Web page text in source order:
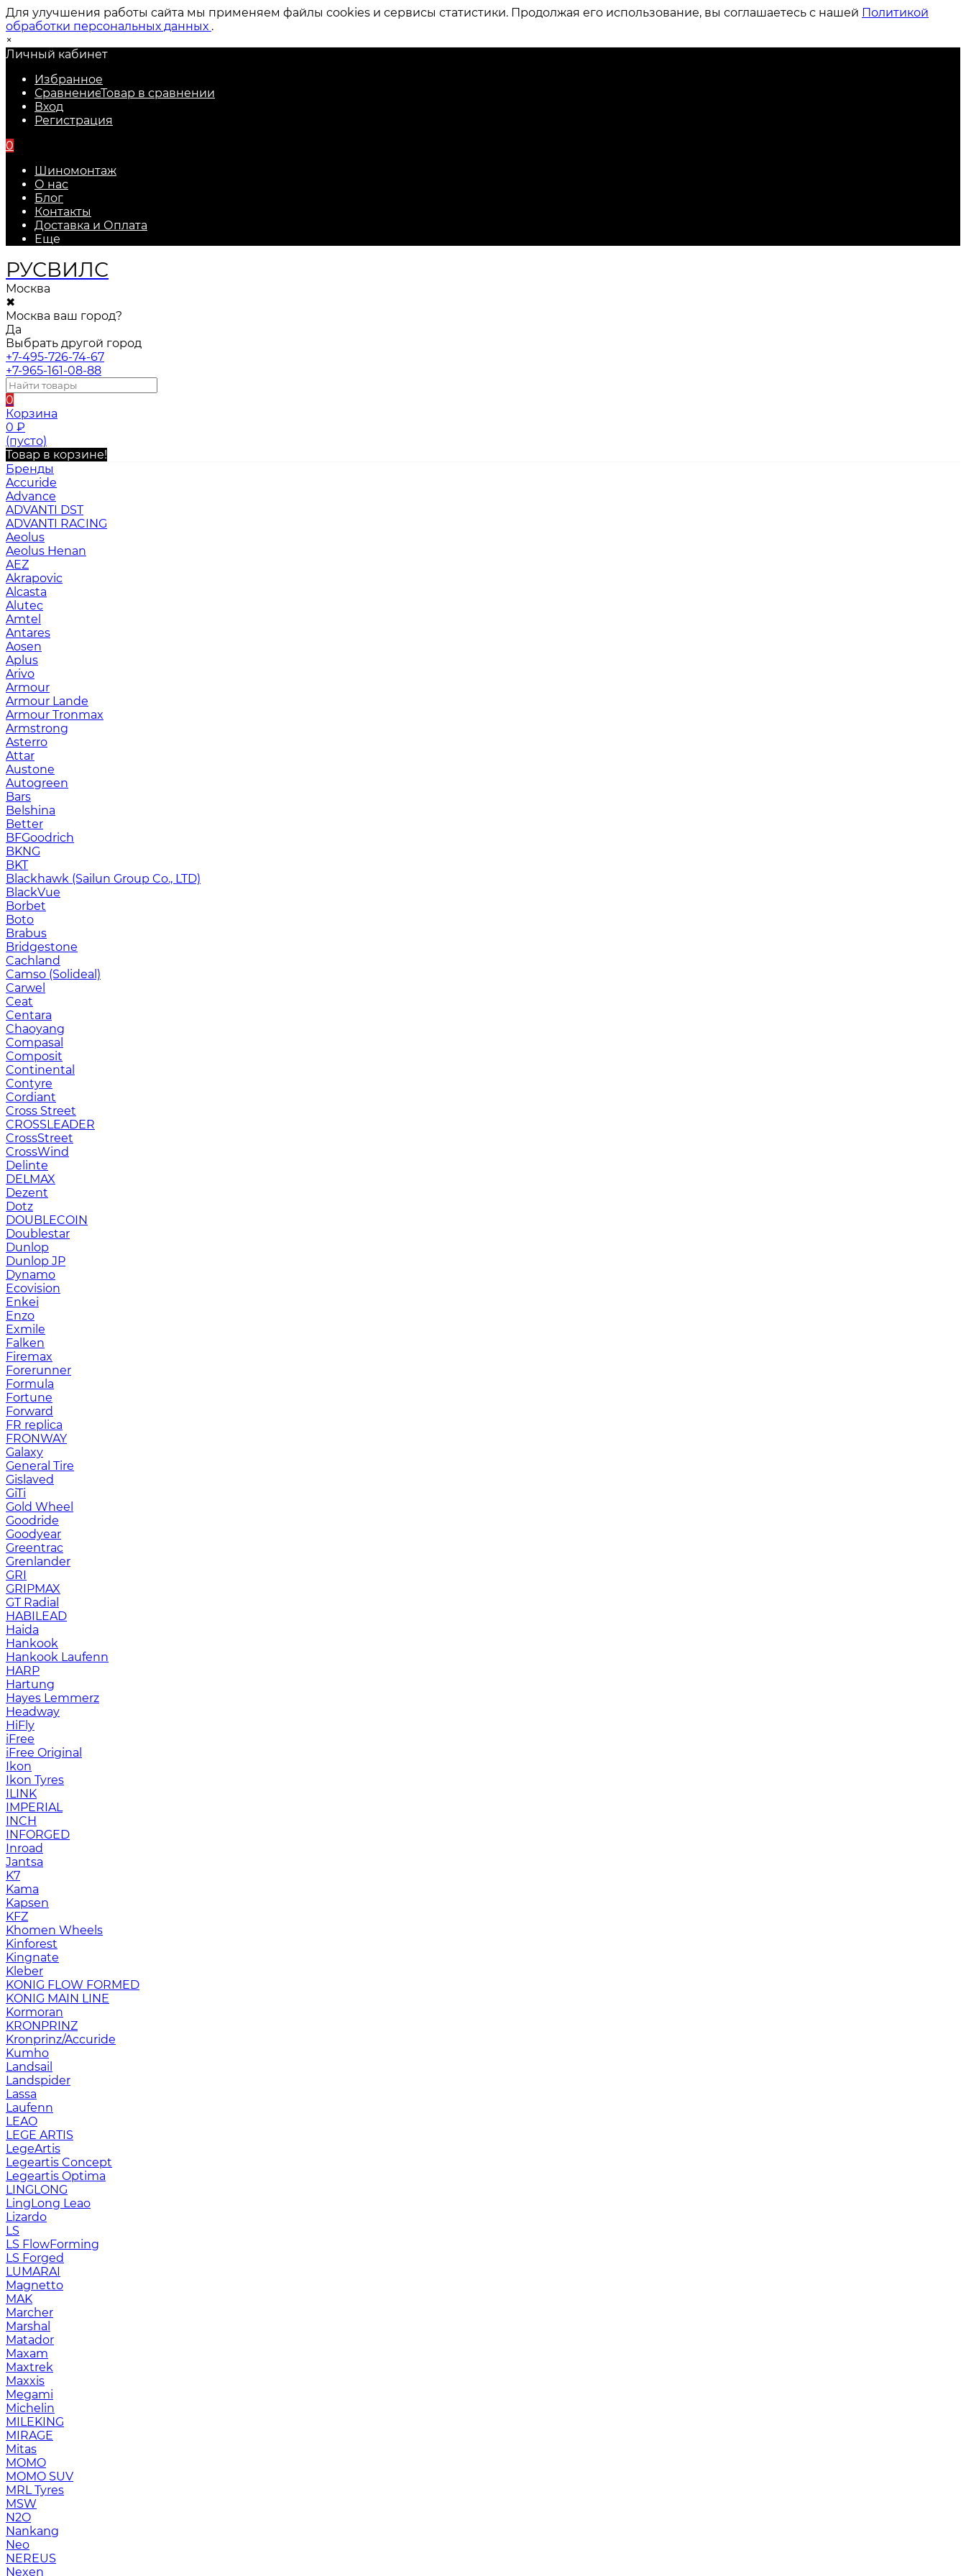
Для улучшения работы сайта мы применяем файлы cookies и сервисы статистики. Продолжая его использование, вы соглашаетесь с нашей Политикой
обработки персональных данных .
×
Личный кабинет
Избранное
СравнениеТовар в сравнении
Вход
Регистрация
0
Шиномонтаж
О нас
Блог
Контакты
Доставка и Оплата
Еще
РУСВИЛС
Москва
✖
Москва ваш город?
Да
Выбрать другой город
+7-495-726-74-67
+7-965-161-08-88
0
Корзина
0 ₽
(пусто)
Товар в корзине!
Бренды
Accuride
Advance
ADVANTI DST
ADVANTI RACING
Aeolus
Aeolus Henan
AEZ
Akrapovic
Alcasta
Alutec
Amtel
Antares
Aosen
Aplus
Arivo
Armour
Armour Lande
Armour Tronmax
Armstrong
Asterro
Attar
Austone
Autogreen
Bars
Belshina
Better
BFGoodrich
BKNG
BKT
Blackhawk (Sailun Group Co., LTD)
BlackVue
Borbet
Boto
Brabus
Bridgestone
Cachland
Camso (Solideal)
Carwel
Ceat
Centara
Chaoyang
Compasal
Composit
Continental
Contyre
Cordiant
Cross Street
CROSSLEADER
CrossStreet
CrossWind
Delinte
DELMAX
Dezent
Dotz
DOUBLECOIN
Doublestar
Dunlop
Dunlop JP
Dynamo
Ecovision
Enkei
Enzo
Exmile
Falken
Firemax
Forerunner
Formula
Fortune
Forward
FR replica
FRONWAY
Galaxy
General Tire
Gislaved
GiTi
Gold Wheel
Goodride
Goodyear
Greentrac
Grenlander
GRI
GRIPMAX
GT Radial
HABILEAD
Haida
Hankook
Hankook Laufenn
HARP
Hartung
Hayes Lemmerz
Headway
HiFly
iFree
iFree Original
Ikon
Ikon Tyres
ILINK
IMPERIAL
INCH
INFORGED
Inroad
Jantsa
K7
Kama
Kapsen
KFZ
Khomen Wheels
Kinforest
Kingnate
Kleber
KONIG FLOW FORMED
KONIG MAIN LINE
Kormoran
KRONPRINZ
Kronprinz/Accuride
Kumho
Landsail
Landspider
Lassa
Laufenn
LEAO
LEGE ARTIS
LegeArtis
Legeartis Concept
Legeartis Optima
LINGLONG
LingLong Leao
Lizardo
LS
LS FlowForming
LS Forged
LUMARAI
Magnetto
MAK
Marcher
Marshal
Matador
Maxam
Maxtrek
Maxxis
Megami
Michelin
MILEKING
MIRAGE
Mitas
MOMO
MOMO SUV
MRL Tyres
MSW
N2O
Nankang
Neo
NEREUS
Nexen